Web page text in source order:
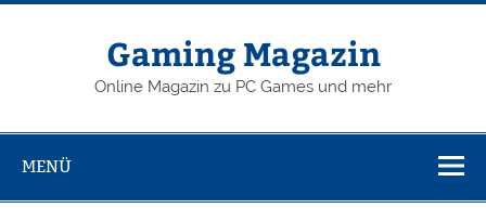
Zum
Gaming Magazin
Online Magazin zu PC Games und mehr
MENÜ